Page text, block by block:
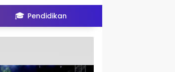
🎓 Pendidikan